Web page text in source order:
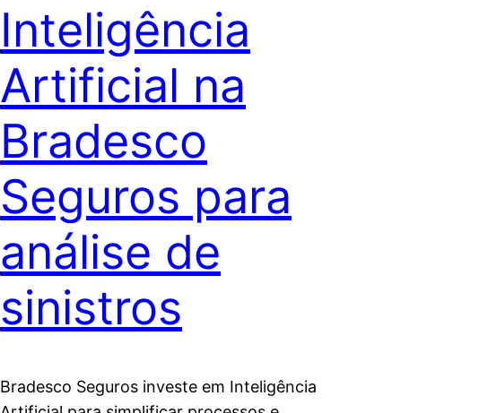
Inteligência
Artificial na
Bradesco
Seguros para
análise de
sinistros
Bradesco Seguros investe em Inteligência